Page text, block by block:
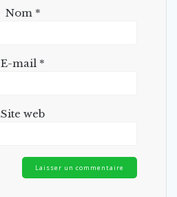
Nom *
E-mail *
Site web